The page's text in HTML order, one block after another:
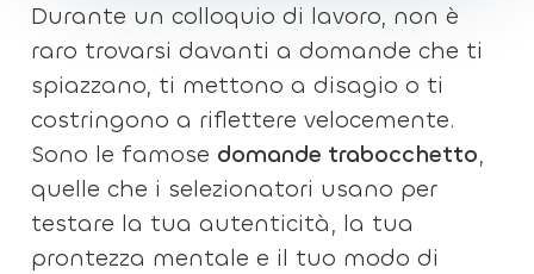
Durante un colloquio di lavoro, non è
raro trovarsi davanti a domande che ti
spiazzano, ti mettono a disagio o ti
costringono a riflettere velocemente.
Sono le famose domande trabocchetto,
quelle che i selezionatori usano per
testare la tua autenticità, la tua
prontezza mentale e il tuo modo di